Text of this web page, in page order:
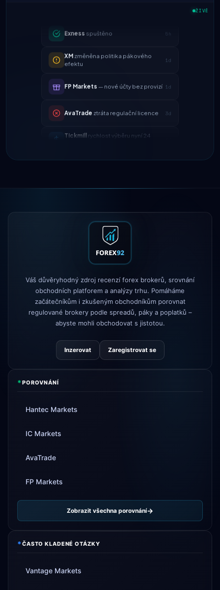
ŽIVĚ
XMzměněna politika pákového
1d
FP Markets 1d
AvaTradeztráta regulační licence 3d
Tickmillrychlost výběru nyní 24
4d
IC Markets snížený spread
FP Markets— nové účty bez provizí
ztráta regulační licence
hodin
Váš důvěryhodný zdroj recenzí forex brokerů, srovnání
obchodních platforem a analýzy trhu. Pomáháme
začátečníkům i zkušeným obchodníkům porovnat
regulované brokery podle spreadů, páky a poplatků –
abyste mohli obchodovat s jistotou.
Inzerovat Zaregistrovat se
*POROVNÁNÍ
Hantec Markets
IC Markets
AvaTrade
FP Markets
Zobrazit všechna porovnání
*ČASTO KLADENÉ OTÁZKY
Vantage Markets